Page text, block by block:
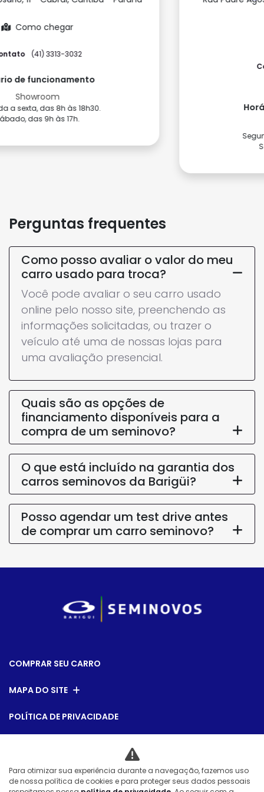
Horário de funcionamento
Sábado, das 9h às 17h.
Perguntas frequentes
Como posso avaliar o valor do meu
carro usado para troca?
Você pode avaliar o seu carro usado
online pelo nosso site, preenchendo as
informações solicitadas, ou trazer o
veículo até uma de nossas lojas para
uma avaliação presencial.
Quais são as opções de
financiamento disponíveis para a
compra de um seminovo?
O que está incluído na garantia dos
carros seminovos da Barigüi?
Posso agendar um test drive antes
de comprar um carro seminovo?
COMPRAR SEU CARRO
MAPA DO SITE
POLÍTICA DE PRIVACIDADE
Vox Comercio de Automoveis Ltda
CNPJ: 08.540.795/0007-28
Para otimizar sua experiência durante a navegação, fazemos uso
de nossa política de cookies e para proteger seus dados pessoais